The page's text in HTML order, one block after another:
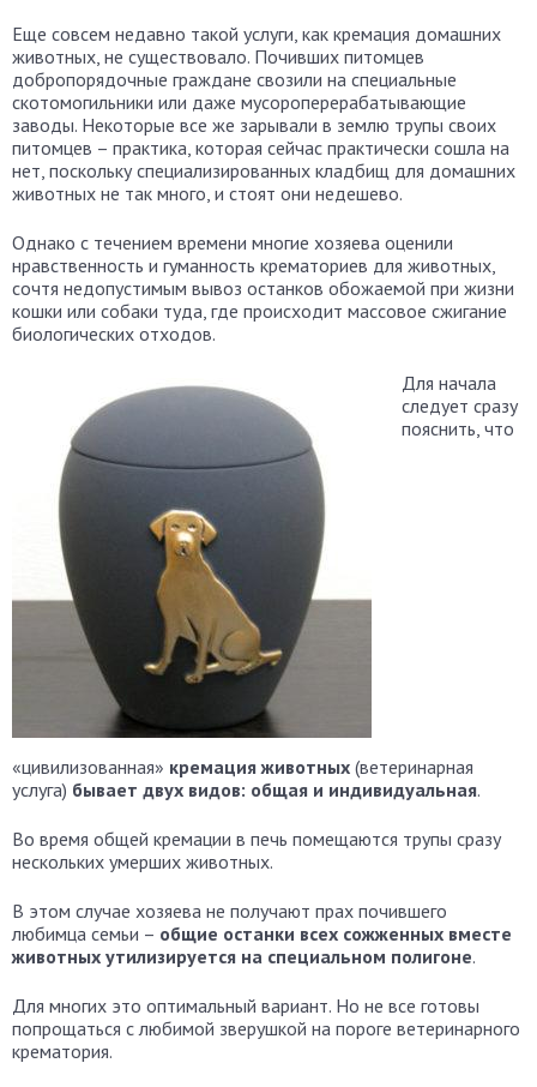
Еще совсем недавно такой услуги, как кремация домашних
животных, не существовало. Почивших питомцев
добропорядочные граждане свозили на специальные
скотомогильники или даже мусороперерабатывающие
заводы. Некоторые все же зарывали в землю трупы своих
питомцев – практика, которая сейчас практически сошла на
нет, поскольку специализированных кладбищ для домашних
животных не так много, и стоят они недешево.
Однако с течением времени многие хозяева оценили
нравственность и гуманность крематориев для животных,
сочтя недопустимым вывоз останков обожаемой при жизни
кошки или собаки туда, где происходит массовое сжигание
биологических отходов.
Для начала
следует сразу
пояснить, что
«цивилизованная» кремация животных (ветеринарная
услуга) бывает двух видов: общая и индивидуальная.
Во время общей кремации в печь помещаются трупы сразу
нескольких умерших животных.
В этом случае хозяева не получают прах почившего
любимца семьи – общие останки всех сожженных вместе
животных утилизируется на специальном полигоне.
Для многих это оптимальный вариант. Но не все готовы
попрощаться с любимой зверушкой на пороге ветеринарного
крематория.